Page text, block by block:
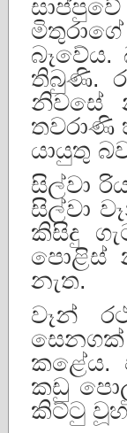
තිබුණි.
නිවසේ
තවරාණි
යායුතු
සිල්වා
සිල්වා
කිසිදු
පොළිස්
නැත.
වෑන්
සෙනගක්
කළේය.
කඩු
කිට්ටු